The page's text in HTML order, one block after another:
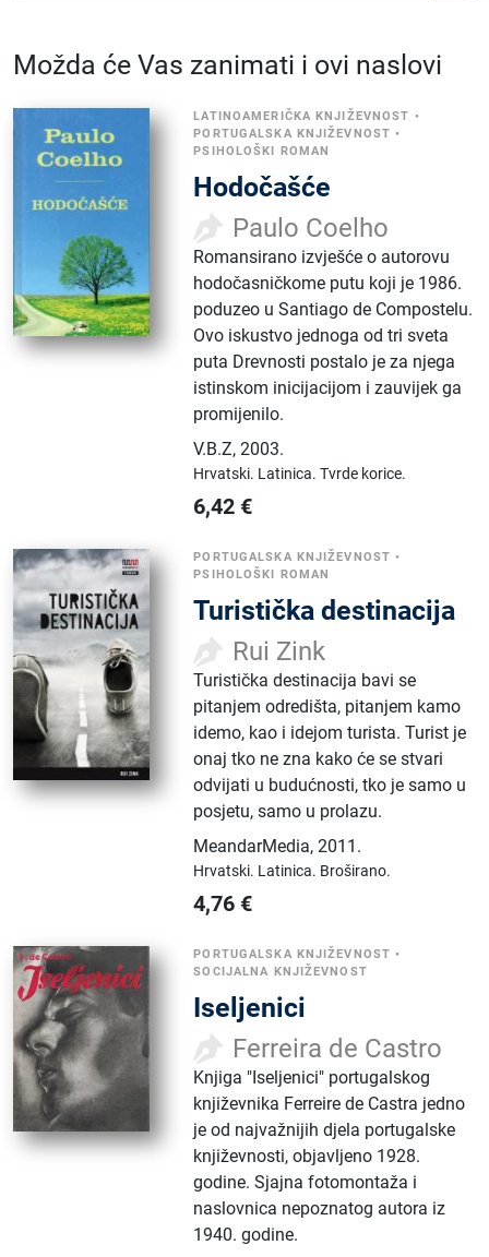
Možda će Vas zanimati i ovi naslovi
LATINOAMERIČKA KNJIŽEVNOST •
PORTUGALSKA KNJIŽEVNOST •
PSIHOLOŠKI ROMAN
Hodočašće
Paulo Coelho
Romansirano izvješće o autorovu
hodočasničkome putu koji je 1986.
poduzeo u Santiago de Compostelu.
Ovo iskustvo jednoga od tri sveta
puta Drevnosti postalo je za njega
istinskom inicijacijom i zauvijek ga
promijenilo.
V.B.Z,2003.
Hrvatski. Latinica.Tvrde korice.
6,42 €
PORTUGALSKA KNJIŽEVNOST •
PSIHOLOŠKI ROMAN
Turistička destinacija
Rui Zink
Turistička destinacija bavi se
pitanjem odredišta, pitanjem kamo
idemo, kao i idejom turista. Turist je
onaj tko ne zna kako će se stvari
odvijati u budućnosti, tko je samo u
posjetu, samo u prolazu.
MeandarMedia,2011.
Hrvatski. Latinica. Broširano.
4,76 €
PORTUGALSKA KNJIŽEVNOST •
SOCIJALNA KNJIŽEVNOST
Iseljenici
Ferreira de Castro
Knjiga "Iseljenici" portugalskog
književnika Ferreire de Castra jedno
je od najvažnijih djela portugalske
književnosti, objavljeno 1928.
godine. Sjajna fotomontaža i
naslovnica nepoznatog autora iz
1940. godine.